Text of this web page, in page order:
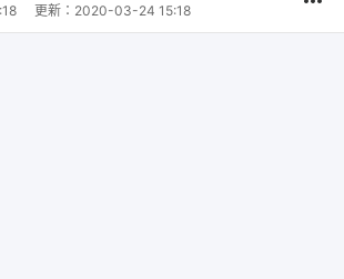
更新： 2020-03-24 15:18